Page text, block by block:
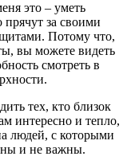
это – уметь
прячут за своими
Потому что,
вы можете видеть
смотреть в
тех, кто близок
интересно и тепло,
людей, с которыми
и не важны.